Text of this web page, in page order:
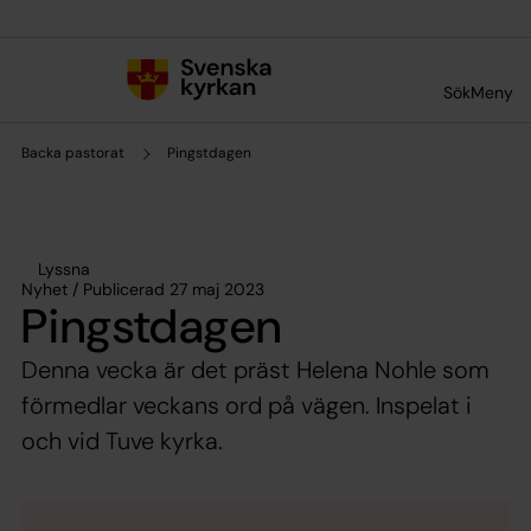
SökMeny
Backa pastorat Pingstdagen
Lyssna
Nyhet / Publicerad 27 maj 2023
Pingstdagen
Denna vecka är det präst Helena Nohle som
förmedlar veckans ord på vägen. Inspelat i
och vid Tuve kyrka.